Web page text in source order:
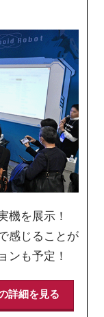
機を展示！
感じることが
ンも予定！
詳細を見る